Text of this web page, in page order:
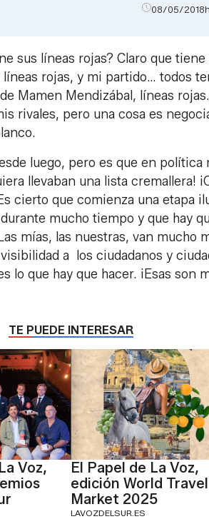
08/05/
sus líneas rojas? Claro que
rojas, y mi partido… todos
Mamen Mendizábal, líneas
rivales, pero una cosa es
luego, pero es que en política
llevaban una lista cremallera!
cierto que comienza una etapa
mucho tiempo y que hay
mías, las nuestras, van mucho
a los ciudadanos y
lo que hay que hacer. ¡Esas son
TE PUEDE INTERESAR
Voz,
El Papel de La Voz,
edición World Travel
Market 2025
LAVOZDELSUR.ES